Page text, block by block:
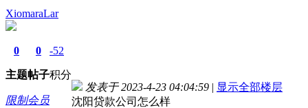
XiomaraLar
0
主题
0
帖子
-52
积分
限制会员
发表于 2023-4-23 04:04:59 | 显示全部楼层
沈阳贷款公司怎么样